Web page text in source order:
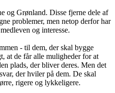
og Grønland. Disse fjerne dele af
problemer, men netop derfor har
og interesse.
- til dem, der skal bygge
at de får alle muligheder for at
plads, der bliver deres. Men det
der hviler på dem. De skal
rigere og lykkeligere.